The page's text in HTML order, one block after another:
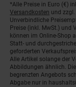
Fußnoten
*Alle Preise in Euro (€)
Versandkosten und
Unverbindliche
Preise (inkl. MwSt.) und
können im Online-Shop
Statt- und
geforderten
Alle Artikel solange der
Abbildungen ähnlich.
begrenzten Angebots
Abgabe nur in